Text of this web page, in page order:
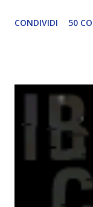
Green sono state
potete capire le
probabilmente lo
molto
succede un bel
finisce
"mezzo" della
CONDIVIDI 50